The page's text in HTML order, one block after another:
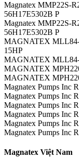
Magnatex MMP22S-
56H17E5302B P
Magnatex MMP22S-
56H17E5302B P
MAGNATEX MLL84-
15HP
MAGNATEX MLL84-
MAGNATEX
MAGNATEX
Magnatex Pumps Inc
Magnatex Pumps Inc
Magnatex Pumps Inc
Magnatex Pumps Inc
Magnatex Pumps Inc
Magnatex Pumps Inc
Magnatex Việt Nam